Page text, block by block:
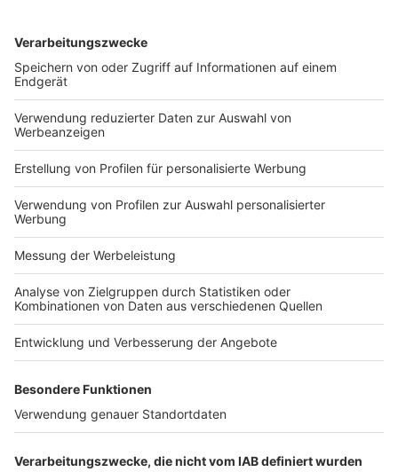
sich neben Detailschwächen bei der Ausgestaltung
Probleme des innereuropäischen
Umsatzsteuersystems, die zu immer abstruseren
Regelungen führen.
WEITERLESEN
Basics: Compliance-
Risiken
Quelle: Compliance-Berater 2026 Heft 08 vom
16.07.2026, Seite 330
Der vierte Beitrag dieser Reihe befasst sich mit den
Compliance-Risiken und zeigt die Grundzüge einer
für jedes unternehmensindividuelle Compliance-
Management-System (folgend: CMS). Sie ermittelt die
relevanten Rechts- und Reputationsrisiken, die dann